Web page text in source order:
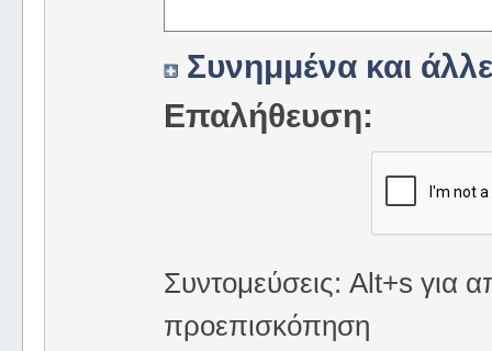
Συνημμένα και
Επαλήθευση:
Συντομεύσεις: Alt+s για
προεπισκόπηση